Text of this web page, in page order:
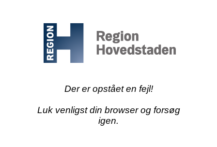
Der er opstået en fejl!
Luk venligst din browser og forsøg
igen.